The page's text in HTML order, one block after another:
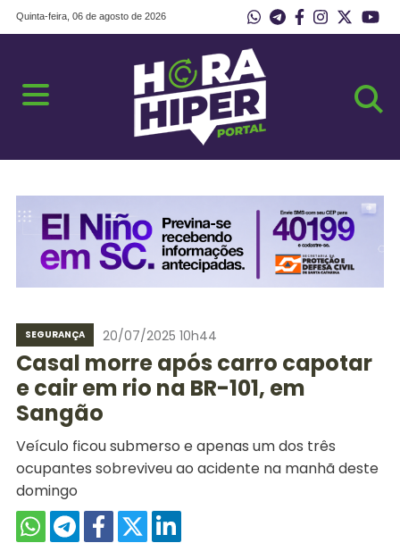
Quinta-feira, 06 de agosto de 2026
SEGURANÇA 20/07/2025 10h44
Casal morre após carro capotar
e cair em rio na BR-101, em
Sangão
Veículo ficou submerso e apenas um dos três
ocupantes sobreviveu ao acidente na manhã deste
domingo